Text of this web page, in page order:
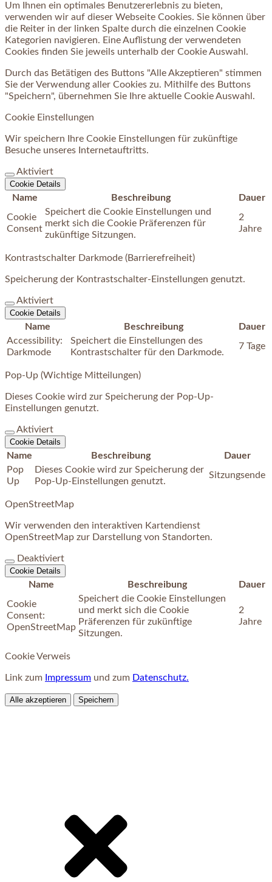
Um Ihnen ein optimales Benutzererlebnis zu bieten,
verwenden wir auf dieser Webseite Cookies. Sie können über
die Reiter in der linken Spalte durch die einzelnen Cookie
Kategorien navigieren. Eine Auflistung der verwendeten
Cookies finden Sie jeweils unterhalb der Cookie Auswahl.
Durch das Betätigen des Buttons "Alle Akzeptieren" stimmen
Sie der Verwendung aller Cookies zu. Mithilfe des Buttons
"Speichern", übernehmen Sie Ihre aktuelle Cookie Auswahl.
Cookie Einstellungen
Wir speichern Ihre Cookie Einstellungen für zukünftige
Besuche unseres Internetauftritts.
Aktiviert
Cookie Details
Name Beschreibung
Dauer
Cookie
Consent
Speichert die Cookie Einstellungen und
merkt sich die Cookie Präferenzen für
zukünftige Sitzungen.
2
Jahre
Kontrastschalter Darkmode (Barrierefreiheit)
Speicherung der Kontrastschalter-Einstellungen genutzt.
Aktiviert
Cookie Details
Name Beschreibung
Dauer
Accessibility:
Darkmode
Speichert die Einstellungen des
Kontrastschalter für den Darkmode.
7 Tage
Pop-Up (Wichtige Mitteilungen)
Dieses Cookie wird zur Speicherung der Pop-Up-
Einstellungen genutzt.
Aktiviert
Cookie Details
Name Beschreibung
Dauer
Pop
Up
Dieses Cookie wird zur Speicherung der
Pop-Up-Einstellungen genutzt.
Sitzungsende
OpenStreetMap
Wir verwenden den interaktiven Kartendienst
OpenStreetMap zur Darstellung von Standorten.
Deaktiviert
Cookie Details
Name Beschreibung
Dauer
Cookie
Consent:
OpenStreetMap
Speichert die Cookie Einstellungen
und merkt sich die Cookie
Präferenzen für zukünftige
Sitzungen.
2
Jahre
Cookie Verweis
Link zum Impressum und zum Datenschutz.
Alle akzeptieren Speichern